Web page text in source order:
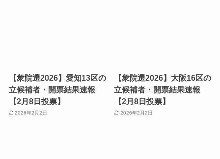
【衆院選2026】愛知13区の
立候補者・開票結果速報
【2月8日投票】
2026年2月2日
【衆院選2026】大阪16区の
立候補者・開票結果速報
【2月8日投票】
2026年2月2日